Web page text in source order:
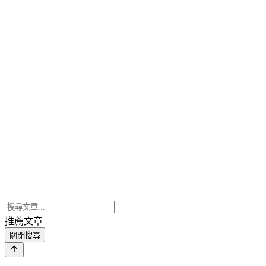
推薦文章
關閉搜尋